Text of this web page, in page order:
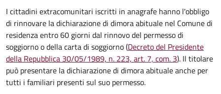
I cittadini extracomunitari iscritti in anagrafe hanno l'obbligo
di rinnovare la dichiarazione di dimora abituale nel Comune di
residenza entro 60 giorni dal rinnovo del permesso di
soggiorno o della carta di soggiorno (Decreto del Presidente
della Repubblica 30/05/1989, n. 223, art. 7, com. 3). Il titolare
può presentare la dichiarazione di dimora abituale anche per
tutti i familiari presenti sul suo permesso.